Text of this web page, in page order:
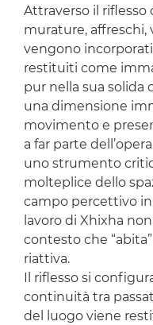
Attraverso il riflesso
murature, affreschi,
vengono
restituiti come
pur nella sua solida
una dimensione
movimento e
a far parte
uno strumento
molteplice dello
campo percettivo in
lavoro di Xhixha
contesto che
riattiva.
Il riflesso si
continuità tra
del luogo viene